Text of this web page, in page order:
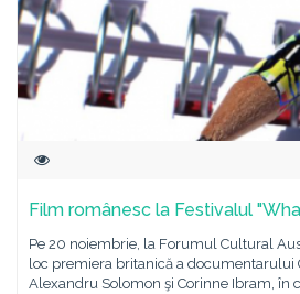
Film românesc la Festivalul
Pe 20 noiembrie, la Forumul Cultural
loc premiera britanică a documentarului
Alexandru Solomon şi Corinne Ibram, în